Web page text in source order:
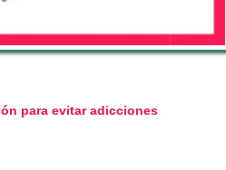
para evitar adicciones